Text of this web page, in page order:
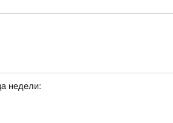
недели: